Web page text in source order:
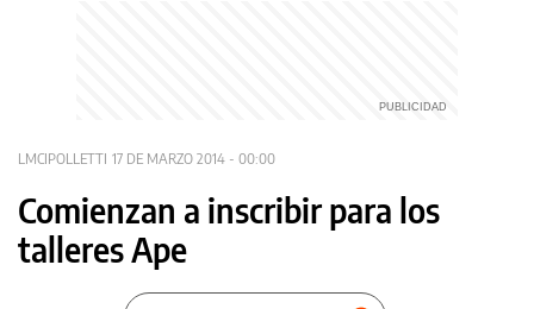
LMCIPOLLETTI 17 DE MARZO 2014 - 00:00
Comienzan a inscribir para los
talleres Ape